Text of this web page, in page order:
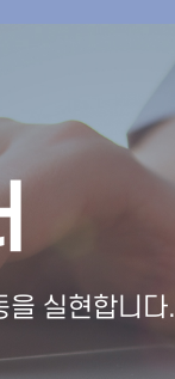
을 실현합니다.